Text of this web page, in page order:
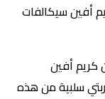
أفين سيكالفات
كريم أفين
سلبية من هذه